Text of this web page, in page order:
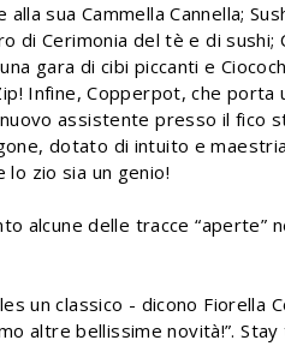
sua Cammella Cannella;
Cerimonia del tè e di sushi;
gara di cibi piccanti e
Infine, Copperpot, che porta
assistente presso il fico
dotato di intuito e
lo zio sia un genio!
alcune delle tracce “aperte”
un classico - dicono Fiorella
altre bellissime novità!”.